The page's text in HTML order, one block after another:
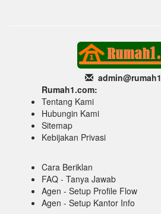
admin@rumah1
Rumah1.com:
Tentang Kami
Hubungin Kami
Sitemap
Kebijakan Privasi
Cara Beriklan
FAQ - Tanya Jawab
Agen - Setup Profile Flow
Agen - Setup Kantor Info